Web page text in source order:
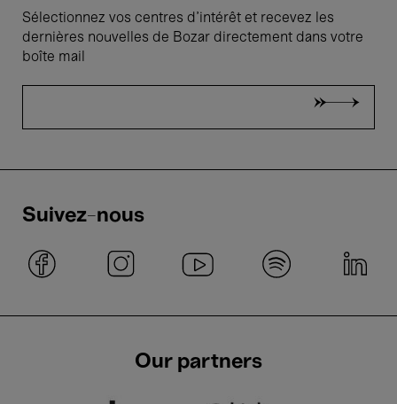
Sélectionnez vos centres d'intérêt et recevez les
dernières nouvelles de Bozar directement dans votre
boîte mail
Suivez-nous
Our partners